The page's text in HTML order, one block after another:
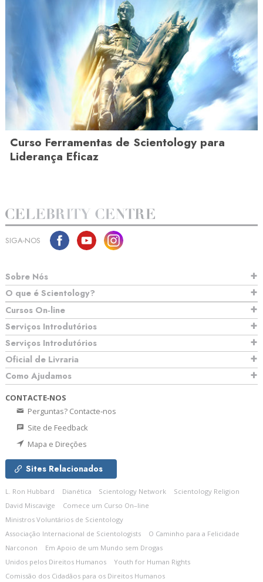
Curso Ferramentas de Scientology para
Liderança Eficaz
SIGA‑NOS
Sobre Nós
O que é Scientology?
Cursos On‑line
Serviços Introdutórios
Serviços Introdutórios
Oficial de Livraria
Como Ajudamos
CONTACTE‑NOS
Perguntas? Contacte‑nos
Site de Feedback
Mapa e Direções
Sites Relacionados
L. Ron Hubbard Dianética Scientology Network
Scientology Religion
David Miscavige
Comece um Curso On–line
Ministros Voluntários de Scientology
Associação Internacional de Scientologists
O Caminho para a Felicidade
Narconon
Em Apoio de um Mundo sem Drogas
Unidos pelos Direitos Humanos
Youth for Human Rights
Comissão dos Cidadãos para os Direitos Humanos